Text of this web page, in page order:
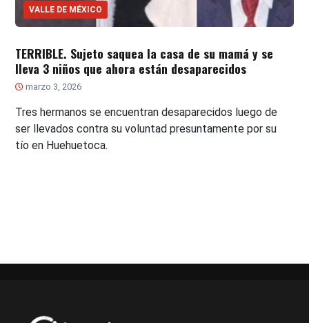
VALLE DE MÉXICO
TERRIBLE. Sujeto saquea la casa de su mamá y se
lleva 3 niños que ahora están desaparecidos
marzo 3, 2026
Tres hermanos se encuentran desaparecidos luego de
ser llevados contra su voluntad presuntamente por su
tío en Huehuetoca.
entradas